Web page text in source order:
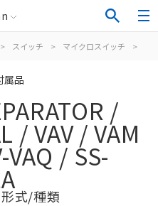
> スイッチ > マイクロスイッチ >
属品
/
/ VAV / VAM
VAQ / SS-
形式/種類